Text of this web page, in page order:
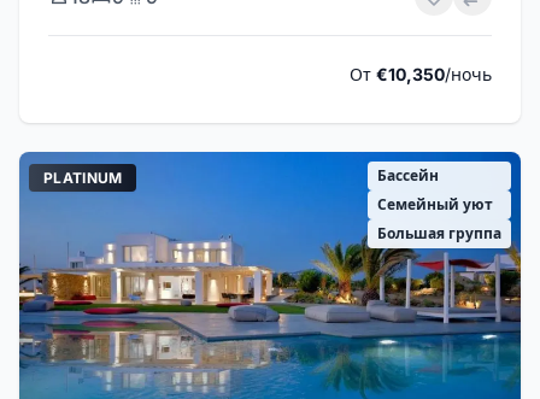
От €10,350/ночь
PLATINUM
Бассейн
Семейный уют
Большая группа